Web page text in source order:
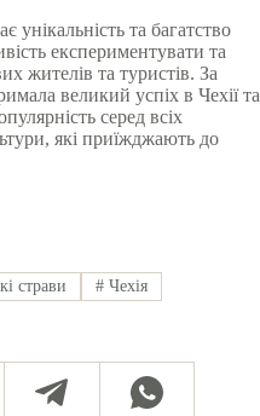
унікальність та багатство
експериментувати та
жителів та туристів. За
великий успіх в Чехії та
серед всіх
які приїжджають до
страви # Чехія